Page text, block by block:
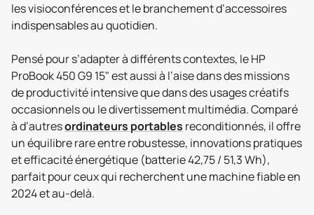
les visioconférences et le branchement d’accessoires
indispensables au quotidien.
Pensé pour s’adapter à différents contextes, le HP
ProBook 450 G9 15" est aussi à l’aise dans des missions
de productivité intensive que dans des usages créatifs
occasionnels ou le divertissement multimédia. Comparé
à d’autresordinateurs portables reconditionnés, il offre
un équilibre rare entre robustesse, innovations pratiques
et efficacité énergétique (batterie 42,75 / 51,3 Wh),
parfait pour ceux qui recherchent une machine fiable en
2024 et au-delà.